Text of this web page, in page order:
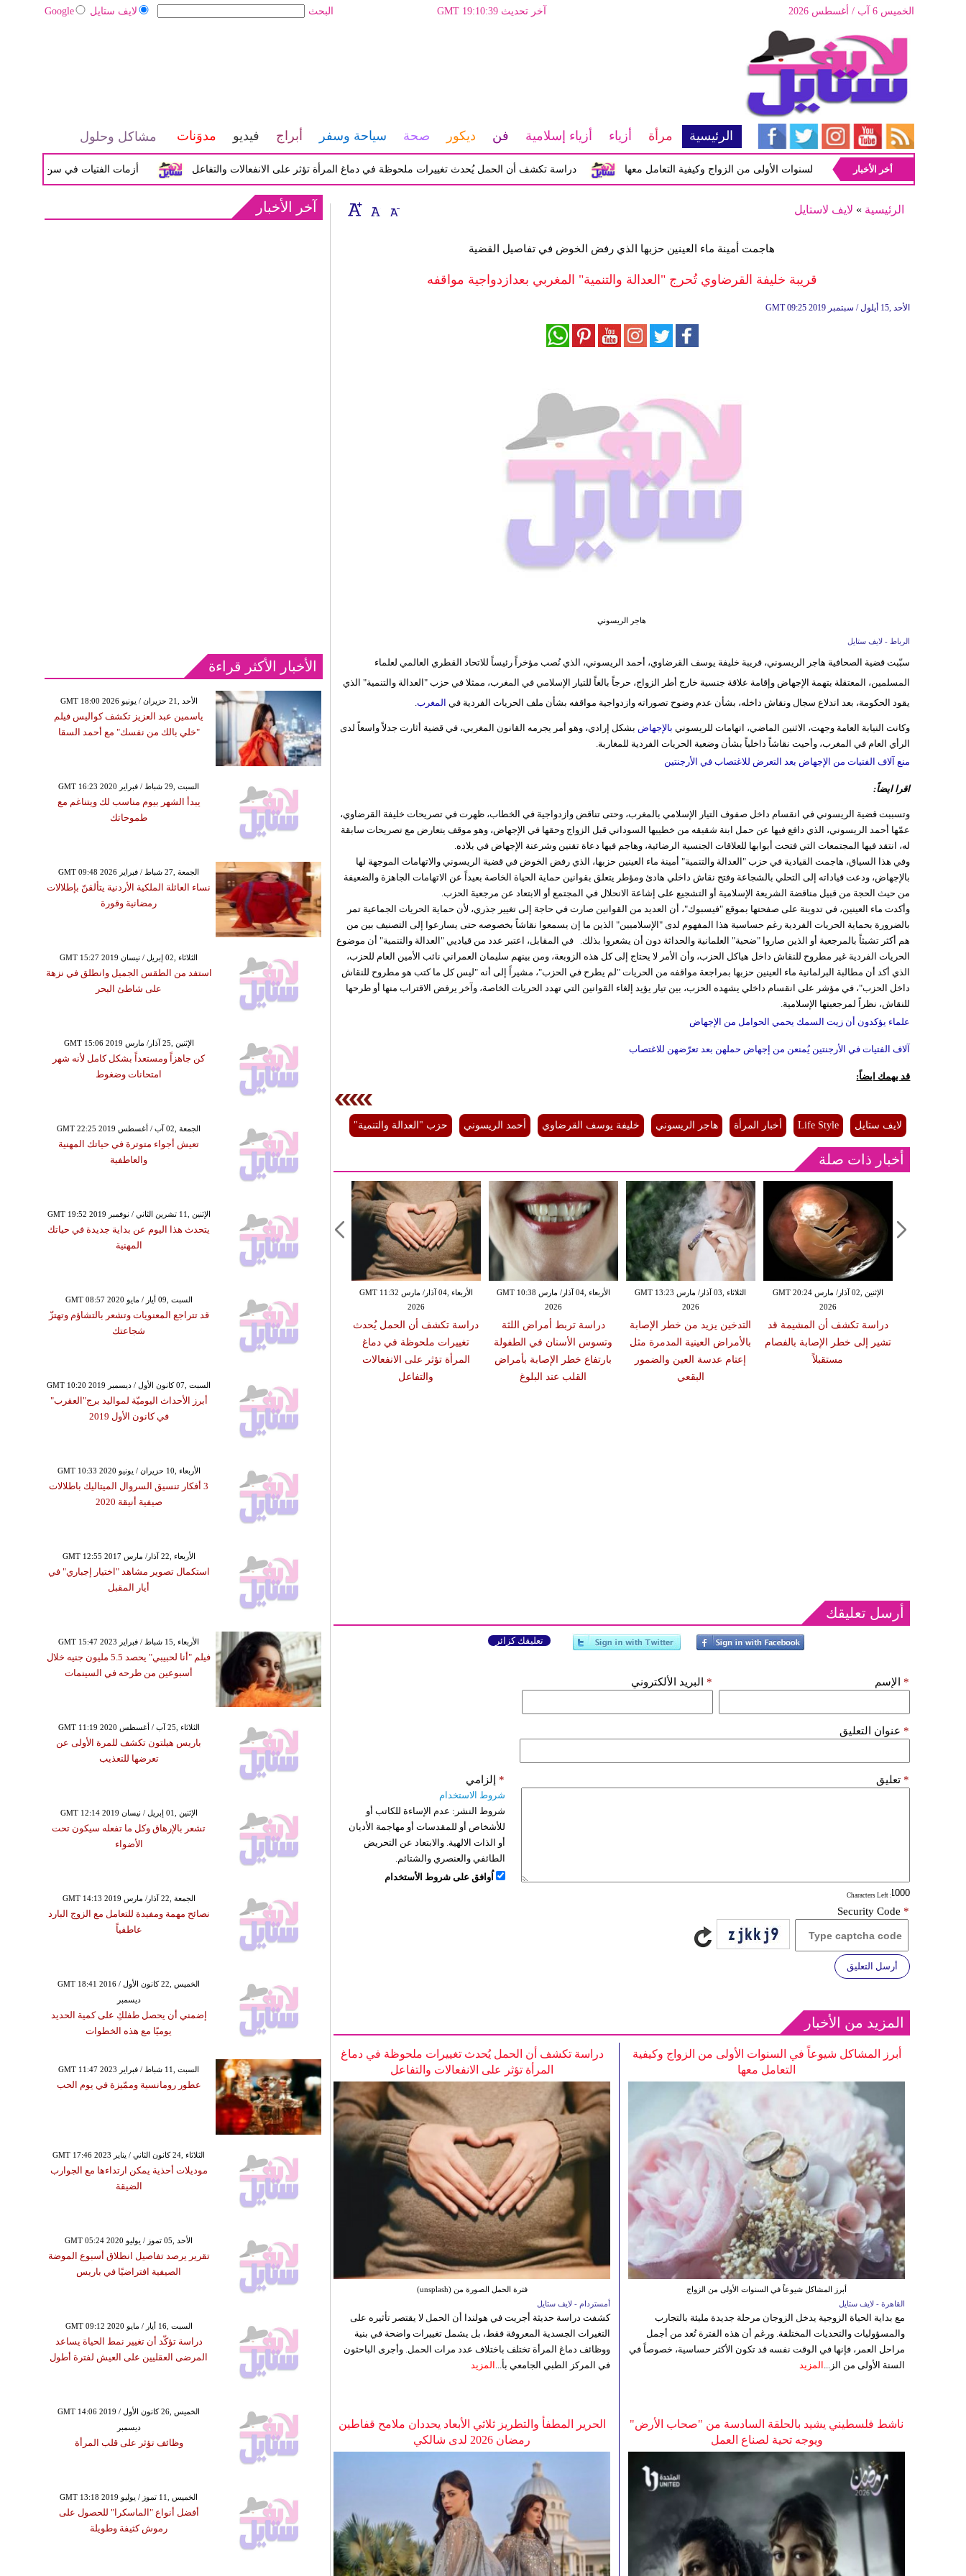
لايف ستايل Google البحث آخر تحديث GMT 19:10:39 الخميس 6 آب / أغسطس 2026
الرئيسية مرأة أزياء أزياء إسلامية فن ديكور صحة سياحة وسفر أبراج فيديو مدوَنات مشاكل وحلول
أزمات الفتيات في سن المراهقة بين دراسة تكشف أن الحمل يُحدث تغييرات ملحوظة في دماغ المرأة تؤثر على الانفعالات والتفاعل أبرز المشاكل شيوعاً في السنوات الأولى من الزواج وكيفية التعامل معها
أخر الأخبار
الرئيسية » لايف لاستايل
هاجمت أمينة ماء العينين حزبها الذي رفض الخوض في تفاصيل القضية
قريبة خليفة القرضاوي تُحرج "العدالة والتنمية" المغربي بعدازدواجية مواقفه
GMT 09:25 2019 الأحد ,15 أيلول / سبتمبر
هاجر الريسوني
الرباط - لايف ستايل
سبّبت قضية الصحافية هاجر الريسوني، قريبة خليفة يوسف القرضاوي، أحمد الريسوني، الذي نُصب مؤخراً رئيساً للاتحاد القطري العالمي لعلماء
المسلمين، المعتقلة بتهمة الإجهاض وإقامة علاقة جنسية خارج أطر الزواج، حرجاً بالغاً للتيار الإسلامي في المغرب، ممثلا في حزب "العدالة والتنمية" الذي
يقود الحكومة، بعد اندلاع سجال ونقاش داخله، بشأن عدم وضوح تصوراته وازدواجية مواقفه بشأن ملف الحريات الفردية في المغرب.
وكانت النيابة العامة وجهت، الاثنين الماضي، اتهامات للريسوني بالإجهاض بشكل إرادي، وهو أمر يجرمه القانون المغربي، في قضية أثارت جدلاً واسعاً لدى
الرأي العام في المغرب، وأحيت نقاشاً داخلياً بشأن وضعية الحريات الفردية للمغاربة.
اقرا ايضاً:
منع آلاف الفتيات من الإجهاض بعد التعرض للاغتصاب في الأرجنتين
وتسببت قضية الريسوني في انقسام داخل صفوف التيار الإسلامي بالمغرب، وحتى تناقض وازدواجية في الخطاب، ظهرت في تصريحات خليفة القرضاوي،
عمّها أحمد الريسوني، الذي دافع فيها عن حمل ابنة شقيقه من خطيبها السوداني قبل الزواج وحقها في الإجهاض، وهو موقف يتعارض مع تصريحات سابقة
له، انتقد فيها المجتمعات التي فتحت أبوابها للعلاقات الجنسية الرضائية، وهاجم فيها دعاة تقنين وشرعنة الإجهاض في بلاده.
وفي هذا السياق، هاجمت القيادية في حزب "العدالة والتنمية" أمينة ماء العينين حزبها، الذي رفض الخوض في قضية الريسوني والاتهامات الموجهة لها
بالإجهاض، ودعت قياداته إلى التحلي بالشجاعة وفتح نقاش داخلي هادئ ومؤطر يتعلق بقوانين حماية الحياة الخاصة بعيداً عن الاتهامات الجاهزة والضعيفة
من حيث الحجة من قبيل مناقضة الشريعة الإسلامية أو التشجيع على إشاعة الانحلال في المجتمع أو الابتعاد عن مرجعية الحزب.
وأكدت ماء العينين، في تدوينة على صفحتها بموقع "فيسبوك"، أن العديد من القوانين صارت في حاجة إلى تغيير جذري، لأن حماية الحريات الجماعية تمر
بالضرورة بحماية الحريات الفردية رغم حساسية هذا المفهوم لدى "الإسلاميين" الذين ما إن يسمعوا نقاشاً بخصوصه حتى يسارعوا إلى التصنيف بين من
هم أكثر تشبثاً بالمرجعية أو الذين صاروا "ضحية" العلمانية والحداثة دون أن يشعروا بذلك. في المقابل، اعتبر عدد من قياديي "العدالة والتنمية" أن موضوع
الحريات الفردية غير مطروح للنقاش داخل هياكل الحزب، وأن الأمر لا يحتاج إلى كل هذه الزوبعة، ومن بينهم سليمان العمراني نائب الأمين العام للحزب،
الذي أكد أن مطالبة البرلمانية ماء العينين حزبها بمراجعة مواقفه من الحريات "لم يطرح في الحزب"، مشيراً إلى أنه "ليس كل ما كتب هو مطروح للنقاش
داخل الحزب"، في مؤشر على انقسام داخلي يشهده الحزب، بين تيار يؤيد إلغاء القوانين التي تهدد الحريات الخاصة، وآخر يرفض الاقتراب منها أو طرحها
للنقاش، نظراً لمرجعيتها الإسلامية.
قد يهمك ايضاً:
آلاف الفتيات في الأرجنتين يُمنعن من إجهاض حملهن بعد تعرّضهن للاغتصاب
علماء يؤكدون أن زيت السمك يحمي الحوامل من الإجهاض
لايف ستايل Life Style أخبار المرأة هاجر الريسوني خليفة يوسف القرضاوي أحمد الريسوني حزب "العدالة والتنمية"
أخبار ذات صلة
الأربعاء ,04 آذار/ مارس GMT 11:32
2026
دراسة تكشف أن الحمل يُحدث
تغييرات ملحوظة في دماغ
المرأة تؤثر على الانفعالات
والتفاعل
الأربعاء ,04 آذار/ مارس GMT 10:38
2026
دراسة تربط أمراض اللثة
وتسوس الأسنان في الطفولة
بارتفاع خطر الإصابة بأمراض
القلب عند البلوغ
الثلاثاء ,03 آذار/ مارس GMT 13:23
2026
التدخين يزيد من خطر الإصابة
بالأمراض العينية المدمرة مثل
إعتام عدسة العين والضمور
البقعي
الإثنين ,02 آذار/ مارس GMT 20:24
2026
دراسة تكشف أن المشيمة قد
تشير إلى خطر الإصابة بالفصام
مستقبلاً
أرسل تعليقك
تعليقك كزائر
الإسم * البريد الألكتروني *
عنوان التعليق *
تعليق *
: Characters Left
إلزامي *
شروط الاستخدام
شروط النشر: عدم الإساءة للكاتب أو
للأشخاص أو للمقدسات أو مهاجمة الأديان
أو الذات الالهية. والابتعاد عن التحريض
الطائفي والعنصري والشتائم.
اُوافق على شروط الأستخدام
Security Code *
أرسل التعليق
المزيد من الأخبار
دراسة تكشف أن الحمل يُحدث تغييرات ملحوظة في دماغ
المرأة تؤثر على الانفعالات والتفاعل
فترة الحمل الصورة من (unsplash)
أمستردام - لايف ستايل
كشفت دراسة حديثة أجريت في هولندا أن الحمل لا يقتصر تأثيره على
التغيرات الجسدية المعروفة فقط، بل يشمل تغييرات واضحة في بنية
ووظائف دماغ المرأة تختلف باختلاف عدد مرات الحمل. وأجرى الباحثون
في المركز الطبي الجامعي بأ... المزيد
أبرز المشاكل شيوعاً في السنوات الأولى من الزواج وكيفية
التعامل معها
أبرز المشاكل شيوعاً في السنوات الأولى من الزواج
القاهرة - لايف ستايل
مع بداية الحياة الزوجية يدخل الزوجان مرحلة جديدة مليئة بالتجارب
والمسؤوليات والتحديات المختلفة. ورغم أن هذه الفترة تُعد من أجمل
مراحل العمر، فإنها في الوقت نفسه قد تكون الأكثر حساسية، خصوصاً في
السنة الأولى من الز... المزيد
الحرير المطفأ والتطريز ثلاثي الأبعاد يحددان ملامح قفاطين
رمضان 2026 لدى شالكي
ناشط فلسطيني يشيد بالحلقة السادسة من "صحاب الأرض"
ويوجه تحية لصناع العمل
آخر الأخبار
الأخبار الأكثر قراءة
GMT 18:00 2026 الأحد ,21 حزيران / يونيو
ياسمين عبد العزيز تكشف كواليس فيلم
"خلي بالك من نفسك" مع أحمد السقا
GMT 16:23 2020 السبت ,29 شباط / فبراير
يبدأ الشهر بيوم مناسب لك ويتناغم مع
طموحاتك
GMT 09:48 2026 الجمعة ,27 شباط / فبراير
نساء العائلة الملكية الأردنية يتألقنّ بإطلالات
رمضانية وقورة
GMT 15:27 2019 الثلاثاء ,02 إبريل / نيسان
استفد من الطقس الجميل وانطلق في نزهة
على شاطئ البحر
GMT 15:06 2019 الإثنين ,25 آذار/ مارس
كن جاهزاً ومستعداً بشكل كامل لأنه شهر
امتحانات وضغوط
GMT 22:25 2019 الجمعة ,02 آب / أغسطس
تعيش أجواء متوترة في حياتك المهنية
والعاطفية
GMT 19:52 2019 الإثنين ,11 تشرين الثاني / نوفمبر
يتحدث هذا اليوم عن بداية جديدة في حياتك
المهنية
GMT 08:57 2020 السبت ,09 أيار / مايو
قد تتراجع المعنويات وتشعر بالتشاؤم وتهتزّ
شجاعتك
GMT 10:20 2019 السبت ,07 كانون الأول / ديسمبر
أبرز الأحداث اليوميّة لمواليد برج"العقرب"
في كانون الأول 2019
GMT 10:33 2020 الأربعاء ,10 حزيران / يونيو
3 أفكار تنسيق السروال الميتاليك باطلالات
صيفية أنيقة 2020
GMT 12:55 2017 الأربعاء ,22 آذار/ مارس
استكمال تصوير مشاهد "اختيار إجباري" في
أيار المقبل
GMT 15:47 2023 الأربعاء ,15 شباط / فبراير
فيلم "أنا لحبيبي" يحصد 5.5 مليون جنيه خلال
أسبوعين من طرحه في السينمات
GMT 11:19 2020 الثلاثاء ,25 آب / أغسطس
باريس هيلتون تكشف للمرة الأولى عن
تعرضها للتعذيب
GMT 12:14 2019 الإثنين ,01 إبريل / نيسان
تشعر بالإرهاق وكل ما تفعله سيكون تحت
الأضواء
GMT 14:13 2019 الجمعة ,22 آذار/ مارس
نصائح مهمة ومفيدة للتعامل مع الزوج البارد
عاطفياً
GMT 18:41 2016 الخميس ,22 كانون الأول /
ديسمبر
إضمني أن يحصل طفلكِ على كمية الحديد
يوميًا مع هذه الخطوات
GMT 11:47 2023 السبت ,11 شباط / فبراير
عطور رومانسية وممّيزة في يوم الحب
GMT 17:46 2023 الثلاثاء ,24 كانون الثاني / يناير
موديلات أحذية يمكن ارتداءها مع الجوارب
الضيقة
GMT 05:24 2020 الأحد ,05 تموز / يوليو
تقرير يرصد تفاصيل انطلاق أسبوع الموضة
الصيفية افتراضيًا في باريس
GMT 09:12 2020 السبت ,16 أيار / مايو
دراسة تؤكّد أن تغيير نمط الحياة يساعد
المرضى العقليين على العيش لفترة أطول
GMT 14:06 2019 الخميس ,26 كانون الأول /
ديسمبر
وظائف تؤثر على قلب المرأة
GMT 13:18 2019 الخميس ,11 تموز / يوليو
أفضل أنواع "الماسكرا" للحصول على
رموش كثيفة وطويلة